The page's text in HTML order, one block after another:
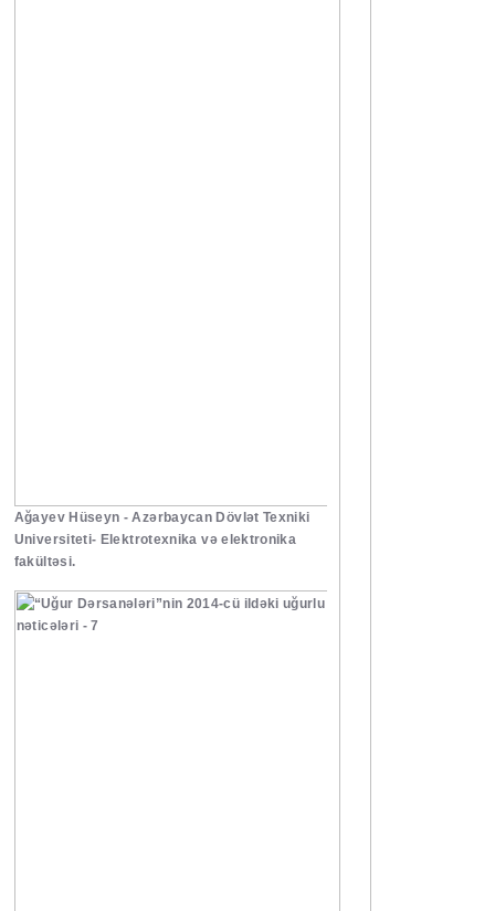
Ağayev Hüseyn - Azərbaycan Dövlət Texniki
Universiteti- Elektrotexnika və elektronika
fakültəsi.